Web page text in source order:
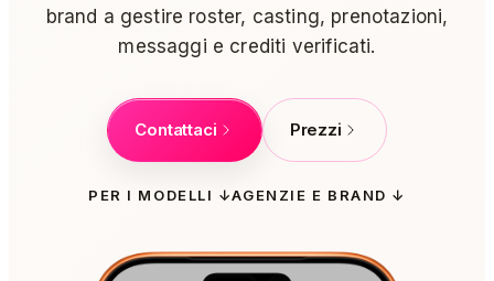
brand a gestire roster, casting, prenotazioni,
messaggi e crediti verificati.
Contattaci Prezzi
PER I MODELLI ↓AGENZIE E BRAND ↓